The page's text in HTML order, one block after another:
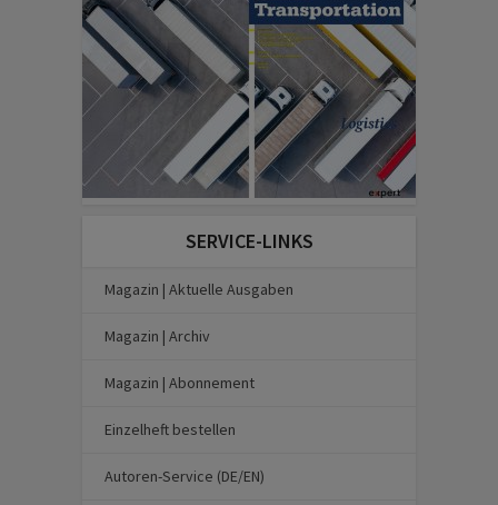
SERVICE-LINKS
Magazin | Aktuelle Ausgaben
Magazin | Archiv
Magazin | Abonnement
Einzelheft bestellen
Autoren-Service (DE/EN)